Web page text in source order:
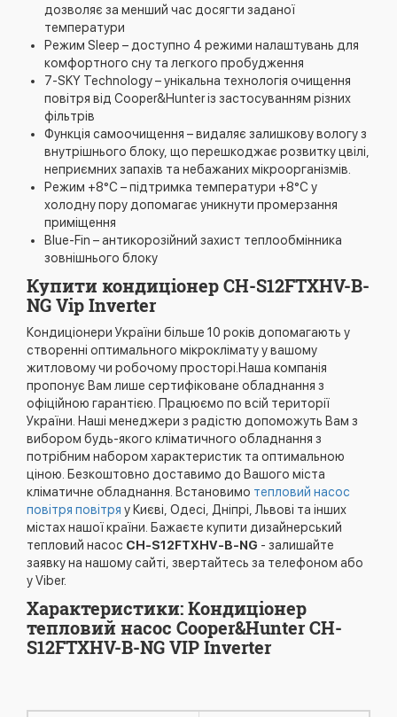
дозволяє за менший час досягти заданої
температури
Режим Sleep – доступно 4 режими налаштувань для
комфортного сну та легкого пробудження
7-SKY Technology – унікальна технологія очищення
повітря від Cooper&Hunter із застосуванням різних
фільтрів
Функція самоочищення – видаляє залишкову вологу з
внутрішнього блоку, що перешкоджає розвитку цвілі,
неприємних запахів та небажаних мікроорганізмів.
Режим +8°С – підтримка температури +8°С у
холодну пору допомагає уникнути промерзання
приміщення
Blue-Fin – антикорозійний захист теплообмінника
зовнішнього блоку
Купити кондиціонер CH-S12FTXHV-B-
NG Vip Inverter
Кондиціонери України більше 10 років допомагають у
створенні оптимального мікроклімату у вашому
житловому чи робочому просторі.Наша компанія
пропонує Вам лише сертифіковане обладнання з
офіційною гарантією. Працюємо по всій території
України. Наші менеджери з радістю допоможуть Вам з
вибором будь-якого кліматичного обладнання з
потрібним набором характеристик та оптимальною
ціною. Безкоштовно доставимо до Вашого міста
кліматичне обладнання. Встановимо тепловий насос
повітря повітря у Києві, Одесі, Дніпрі, Львові та інших
містах нашої країни. Бажаєте купити дизайнерський
тепловий насос CH-S12FTXHV-B-NG - залишайте
заявку на нашому сайті, звертайтесь за телефоном або
у Viber.
Характеристики: Кондиціонер
тепловий насос Cooper&Hunter CH-
S12FTXHV-B-NG VIP Inverter